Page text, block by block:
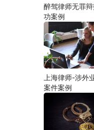
醉驾律师无罪
功案例
上海律师-涉外
案件案例